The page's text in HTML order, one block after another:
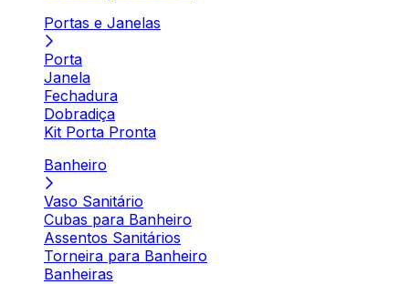
Portas e Janelas
Porta
Janela
Fechadura
Dobradiça
Kit Porta Pronta
Banheiro
Vaso Sanitário
Cubas para Banheiro
Assentos Sanitários
Torneira para Banheiro
Banheiras